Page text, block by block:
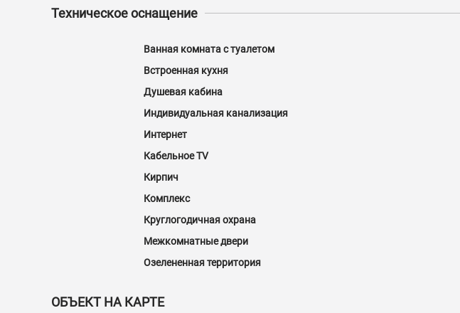
Техническое оснащение
Ванная комната с туалетом
Встроенная кухня
Душевая кабина
Индивидуальная канализация
Интернет
Кабельное TV
Кирпич
Комплекс
Круглогодичная охрана
Межкомнатные двери
Озелененная территория
ОБЪЕКТ НА КАРТЕ